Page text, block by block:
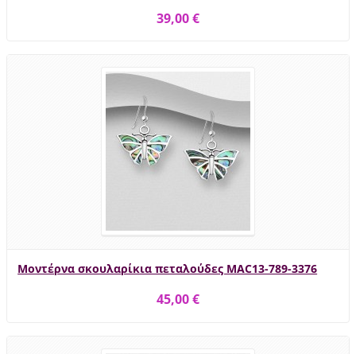
39,00 €
Μοντέρνα σκουλαρίκια πεταλούδες MAC13-789-3376
45,00 €